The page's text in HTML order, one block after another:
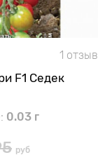
1 отзыв
F1 Седек
0.03 г
руб